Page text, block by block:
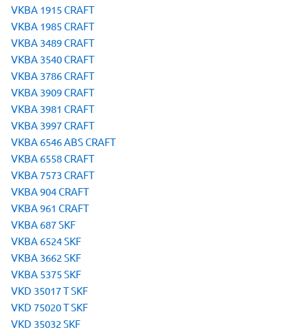
VKBA 1915 CRAFT
VKBA 1985 CRAFT
VKBA 3489 CRAFT
VKBA 3540 CRAFT
VKBA 3786 CRAFT
VKBA 3909 CRAFT
VKBA 3981 CRAFT
VKBA 3997 CRAFT
VKBA 6546 ABS CRAFT
VKBA 6558 CRAFT
VKBA 7573 CRAFT
VKBA 904 CRAFT
VKBA 961 CRAFT
VKBA 687 SKF
VKBA 6524 SKF
VKBA 3662 SKF
VKBA 5375 SKF
VKD 35017 T SKF
VKD 75020 T SKF
VKD 35032 SKF